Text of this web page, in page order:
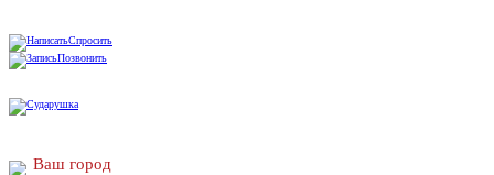
Спросить
Позвонить
Ваш город